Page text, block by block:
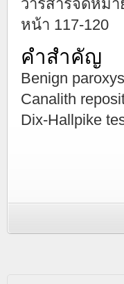
วารสารจดหม
หน้า 117-120
คำสำคัญ
Benign
Canalith
Dix-Hallpike